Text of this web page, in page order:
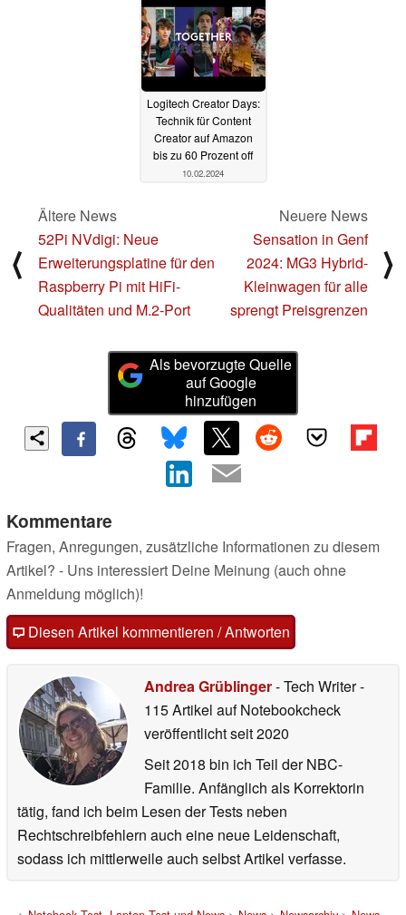
06.03.2024 01.03.2024
Logitech Creator Days:
Technik für Content
Creator auf Amazon
bis zu 60 Prozent off
10.02.2024
⟨
Ältere News
52Pi NVdigi: Neue
Erweiterungsplatine für den
Raspberry Pi mit HiFi-
Qualitäten und M.2-Port
Neuere News
Sensation in Genf
2024: MG3 Hybrid-
Kleinwagen für alle
sprengt Preisgrenzen
⟩
Als bevorzugte Quelle
auf Google
hinzufügen
Kommentare
Fragen, Anregungen, zusätzliche Informationen zu diesem
Artikel? - Uns interessiert Deine Meinung (auch ohne
Anmeldung möglich)!
Diesen Artikel kommentieren / Antworten
Andrea Grüblinger- Tech Writer-
115 Artikel auf Notebookcheck
veröffentlichtseit 2020
Seit 2018 bin ich Teil der NBC-
Familie. Anfänglich als Korrektorin
tätig, fand ich beim Lesen der Tests neben
Rechtschreibfehlern auch eine neue Leidenschaft,
sodass ich mittlerweile auch selbst Artikel verfasse.